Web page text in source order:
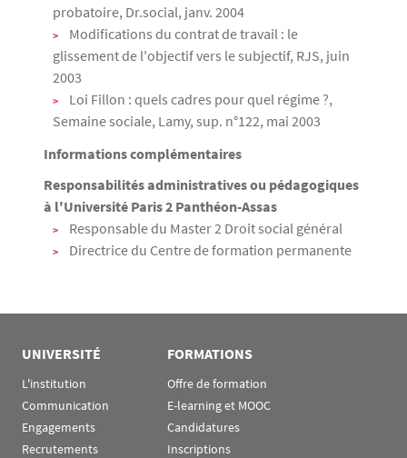
probatoire, Dr.social, janv. 2004
Modifications du contrat de travail : le
glissement de l'objectif vers le subjectif, RJS, juin
2003
Loi Fillon : quels cadres pour quel régime ?,
Semaine sociale, Lamy, sup. n°122, mai 2003
Informations complémentaires
Responsabilités administratives ou pédagogiques
à l'Université Paris 2 Panthéon-Assas
Responsable du Master 2 Droit social général
Directrice du Centre de formation permanente
UNIVERSITÉ
L'institution
Communication
Engagements
Recrutements
FORMATIONS
Offre de formation
E-learning et MOOC
Candidatures
Inscriptions